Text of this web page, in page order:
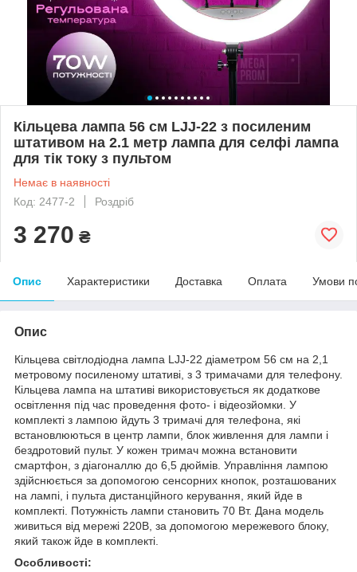
Кільцева лампа 56 см LJJ-22 з посиленим
штативом на 2.1 метр лампа для селфі лампа
для тік току з пультом
Немає в наявності
Код: 2477-2
Роздріб
3 270 ₴
Опис Характеристики Доставка Оплата Умови
Опис
Кільцева світлодіодна лампа LJJ-22 діаметром 56 см на 2,1
метровому посиленому штативі, з 3 тримачами для телефону.
Кільцева лампа на штативі використовується як додаткове
освітлення під час проведення фото- і відеозйомки. У
комплекті з лампою йдуть 3 тримачі для телефона, які
встановлюються в центр лампи, блок живлення для лампи і
бездротовий пульт. У кожен тримач можна встановити
смартфон, з діагоналлю до 6,5 дюймів. Управління лампою
здійснюється за допомогою сенсорних кнопок, розташованих
на лампі, і пульта дистанційного керування, який йде в
комплекті. Потужність лампи становить 70 Вт. Дана модель
живиться від мережі 220В, за допомогою мережевого блоку,
який також йде в комплекті.
Особливості: